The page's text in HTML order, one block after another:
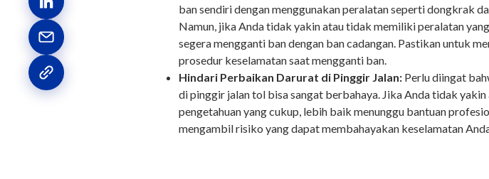
ban sendiri dengan menggunakan peralatan seperti dongkrak
Namun, jika Anda tidak yakin atau tidak memiliki peralatan
segera mengganti ban dengan ban cadangan. Pastikan untuk
prosedur keselamatan saat mengganti ban.
Hindari Perbaikan Darurat di Pinggir Jalan: Perlu diingat
di pinggir jalan tol bisa sangat berbahaya. Jika Anda tidak
pengetahuan yang cukup, lebih baik menunggu bantuan
mengambil risiko yang dapat membahayakan keselamatan